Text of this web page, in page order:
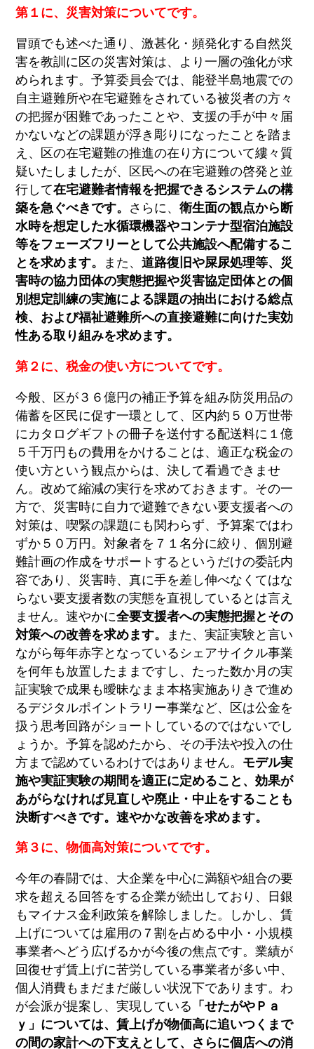
第１に、災害対策についてです。
冒頭でも述べた通り、激甚化・頻発化する自然災
害を教訓に区の災害対策は、より一層の強化が求
められます。予算委員会では、能登半島地震での
自主避難所や在宅避難をされている被災者の方々
の把握が困難であったことや、支援の手が中々届
かないなどの課題が浮き彫りになったことを踏ま
え、区の在宅避難の推進の在り方について縷々質
疑いたしましたが、区民への在宅避難の啓発と並
行して在宅避難者情報を把握できるシステムの構
築を急ぐべきです。 さらに、衛生面の観点から断
水時を想定した水循環機器やコンテナ型宿泊施設
等をフェーズフリーとして公共施設へ配備するこ
とを求めます。
また、道路復旧や屎尿処理等、災
害時の協力団体の実態把握や災害協定団体との個
別想定訓練の実施による課題の抽出における総点
検、および福祉避難所への直接避難に向けた実効
性ある取り組みを求めます。
第２に、税金の使い方についてです。
今般、区が３６億円の補正予算を組み防災用品の
備蓄を区民に促す一環として、区内約５０万世帯
にカタログギフトの冊子を送付する配送料に１億
５千万円もの費用をかけることは、適正な税金の
使い方という観点からは、決して看過できませ
ん。改めて縮減の実行を求めておきます。その一
方で、災害時に自力で避難できない要支援者への
対策は、喫緊の課題にも関わらず、予算案ではわ
ずか５０万円。対象者を７１名分に絞り、個別避
難計画の作成をサポートするというだけの委託内
容であり、災害時、真に手を差し伸べなくてはな
らない要支援者数の実態を直視しているとは言え
ません。速やかに全要支援者への実態把握とその
対策への改善を求めます。
また、実証実験と言い
ながら毎年赤字となっているシェアサイクル事業
を何年も放置したままですし、たった数か月の実
証実験で成果も曖昧なまま本格実施ありきで進め
るデジタルポイントラリー事業など、区は公金を
扱う思考回路がショートしているのではないでし
ょうか。予算を認めたから、その手法や投入の仕
方まで認めているわけではありません。 モデル実
施や実証実験の期間を適正に定めること、効果が
あがらなければ見直しや廃止・中止をすることも
決断すべきです。速やかな改善を求めます。
第３に、物価高対策についてです。
今年の春闘では、大企業を中心に満額や組合の要
求を超える回答をする企業が続出しており、日銀
もマイナス金利政策を解除しました。しかし、賃
上げについては雇用の７割を占める中小・小規模
事業者へどう広げるかが今後の焦点です。業績が
回復せず賃上げに苦労している事業者が多い中、
個人消費もまだまだ厳しい状況下であります。わ
が会派が提案し、実現している 「せたがやＰａ
ｙ」については、賃上げが物価高に追いつくまで
の間の家計への下支えとして、さらに個店への消